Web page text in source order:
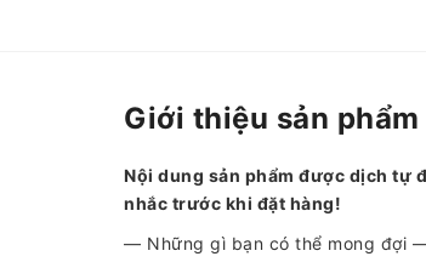
Giới thiệu sản phẩm
Nội dung sản phẩm được dịch tự
nhắc trước khi đặt hàng!
— Những gì bạn có thể mong đợi